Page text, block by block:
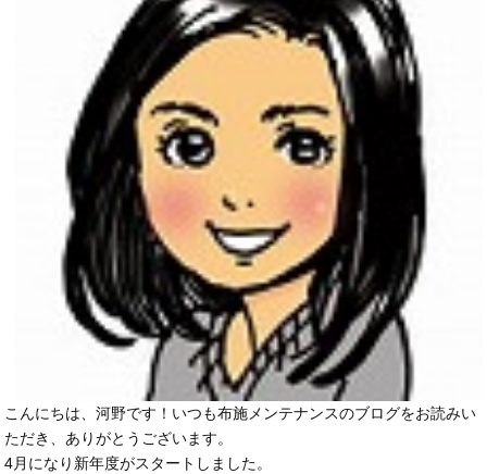
こんにちは、河野です！いつも布施メンテナンスのブログをお読みい
ただき、ありがとうございます。
4月になり新年度がスタートしました。